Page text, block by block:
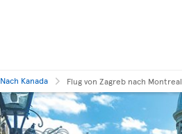
Nach Kanada Flug von Zagreb nach Montreal